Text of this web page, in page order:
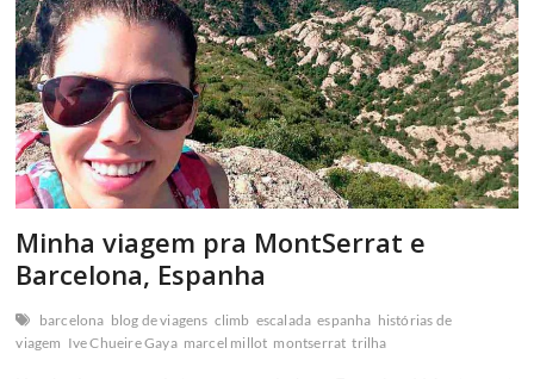
Espanha
Minha viagem pra MontSerrat e
Barcelona, Espanha
barcelona blog de viagens climb escalada espanha histórias de
viagem Ive Chueire Gaya marcel millot montserrat trilha